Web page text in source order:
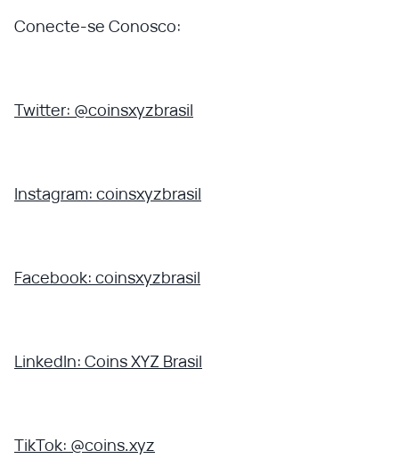
Conecte-se Conosco:
Twitter: @coinsxyzbrasil
Instagram: coinsxyzbrasil
Facebook: coinsxyzbrasil
LinkedIn: Coins XYZ Brasil
TikTok: @coins.xyz